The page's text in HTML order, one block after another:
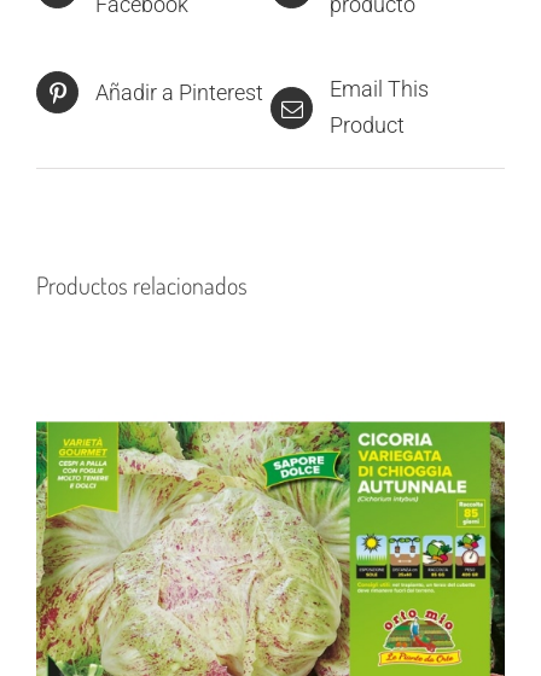
Añadir a Pinterest
Email This
Product
Productos relacionados